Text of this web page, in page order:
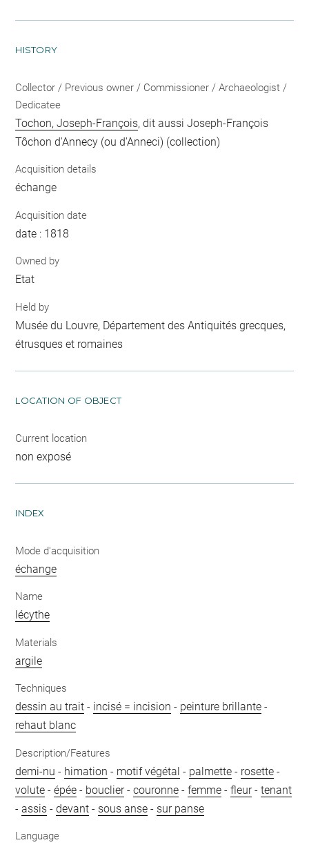
HISTORY
Collector / Previous owner / Commissioner / Archaeologist /
Dedicatee
Tochon, Joseph-François, dit aussi Joseph-François
Tôchon d'Annecy (ou d'Anneci) (collection)
Acquisition details
échange
Acquisition date
date : 1818
Owned by
Etat
Held by
Musée du Louvre, Département des Antiquités grecques,
étrusques et romaines
LOCATION OF OBJECT
Current location
non exposé
INDEX
Mode d'acquisition
échange
Name
lécythe
Materials
argile
Techniques
dessin au trait - incisé = incision - peinture brillante -
rehaut blanc
Description/Features
demi-nu - himation - motif végétal - palmette - rosette -
volute -épée - bouclier-couronne -femme -fleur-tenant
-assis -devant - sous anse - sur panse
Language